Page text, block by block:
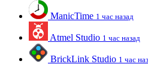
ManicTime 1 час назад
Atmel Studio 1 час назад
BrickLink Studio 1 час